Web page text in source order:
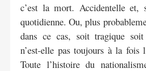
c’est la mort. Accidentelle et,
quotidienne. Ou, plus
dans ce cas, soit tragique
n’est-elle pas toujours à la fois
Toute l’histoire du